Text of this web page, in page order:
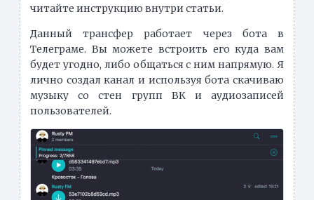
читайте инструкцию внутри статьи.
Данный трансфер работает через бота в
Телеграме. Вы можете встроить его куда вам
будет угодно, либо общаться с ним напрямую. Я
лично создал канал и используя бота скачиваю
музыку со стен групп ВК и аудиозаписей
пользователей.